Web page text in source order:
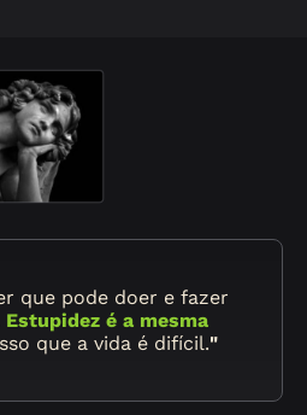
que pode doer e fazer
Estupidez é a mesma
que a vida é difícil."